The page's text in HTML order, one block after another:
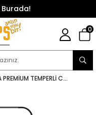
0
APPLE IPHONE 17 ZORE RIKA PREMIUM TEMPERLI CAM EKRAN KORUYUCU